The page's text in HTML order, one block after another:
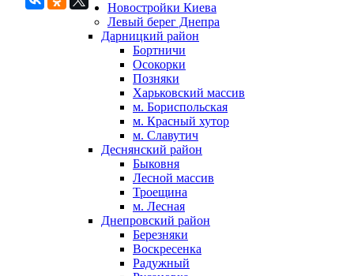
Новостройки Киева
Левый берег Днепра
Дарницкий район
Бортничи
Осокорки
Позняки
Харьковский массив
м. Бориспольская
м. Красный хутор
м. Славутич
Деснянский район
Быковня
Лесной массив
Троещина
м. Лесная
Днепровский район
Березняки
Воскресенка
Радужный